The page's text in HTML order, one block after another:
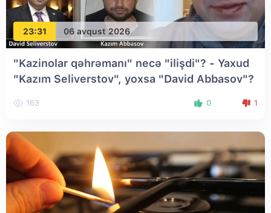
23:31 06 avqust 2026
"Kazinolar qəhrəmanı" necə "ilişdi"? - Yaxud
"Kazım Seliverstov", yoxsa "David Abbasov"?
163 0 1